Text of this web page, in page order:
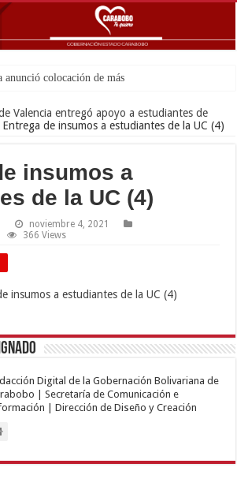
anunció colocación de más de mil 500 ton
Valencia entregó apoyo a estudiantes de
Entrega de insumos a estudiantes de la UC (4)
insumos a
de la UC (4)
noviembre 4, 2021
366 Views
Digital de la Gobernación Bolivariana de
| Secretaría de Comunicación e
| Dirección de Diseño y Creación